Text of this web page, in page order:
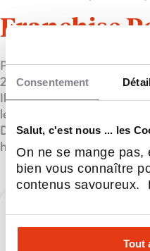
Consentement
Salut, c'est nous ... les
On ne se mange pas,
bien vous connaître
contenus savoureux.
Tout
Franchise
Pollen est un réseau de
2015 à Reims pour
Il favorise des échanges
les synergies
Déployé en franchise,
humaines fortes pour
Pollen